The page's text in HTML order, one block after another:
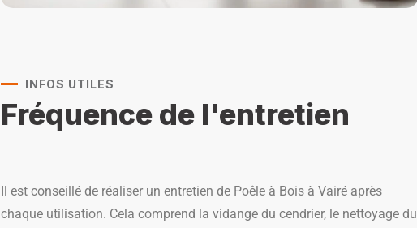
INFOS UTILES
Fréquence de l'entretien
Il est conseillé de réaliser un entretien de Poêle à Bois à Vairé après
chaque utilisation. Cela comprend la vidange du cendrier, le nettoyage du